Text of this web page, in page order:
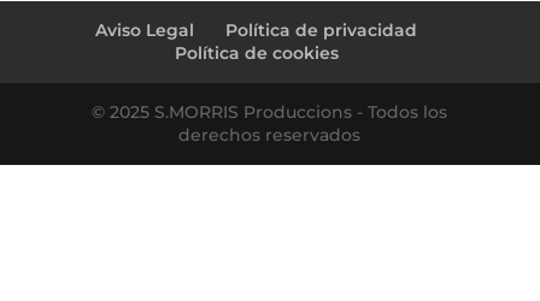
Aviso Legal
Política de privacidad
Política de cookies
© 2025 S.MORRIS Produccions - Todos los
derechos reservados